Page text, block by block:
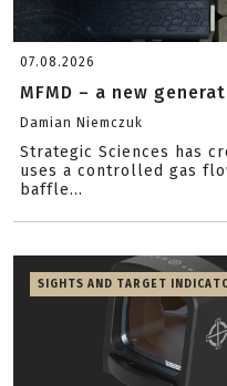
07.08.2026
MFMD – a new
Damian Niemczuk
Strategic Sciences has
uses a controlled gas
baffle...
SIGHTS AND TARGET